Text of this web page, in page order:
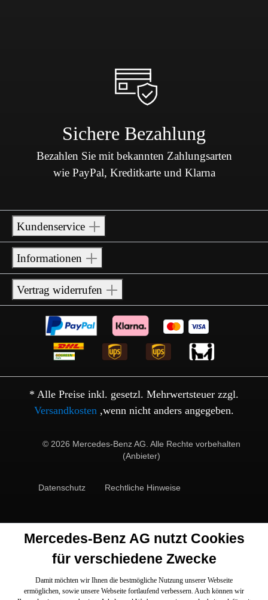
Sichere Bezahlung
Bezahlen Sie mit bekannten Zahlungsarten
wie PayPal, Kreditkarte und Klarna
Kundenservice
Informationen
Vertrag widerrufen
* Alle Preise inkl. gesetzl. Mehrwertsteuer zzgl.
Versandkosten ,wenn nicht anders angegeben.
© 2026 Mercedes-Benz AG. Alle Rechte vorbehalten
(Anbieter)
Datenschutz Rechtliche Hinweise
Mercedes-Benz AG nutzt Cookies
für verschiedene Zwecke
Damit möchten wir Ihnen die bestmögliche Nutzung unserer Webseite
ermöglichen, sowie unsere Webseite fortlaufend verbessern. Auch können wir